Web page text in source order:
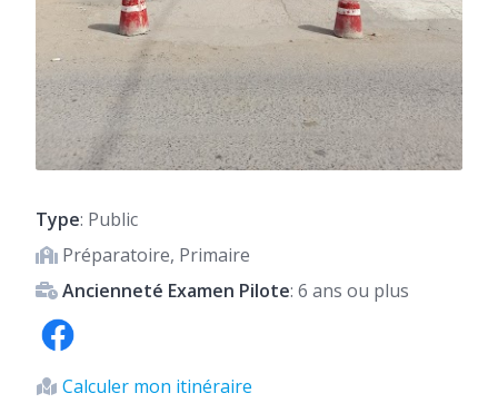
Type: Public
Préparatoire, Primaire
Ancienneté Examen Pilote: 6 ans ou plus
Calculer mon itinéraire